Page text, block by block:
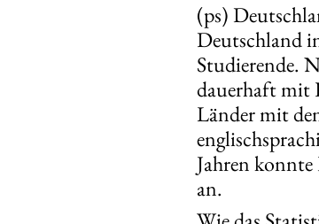
(ps)
Deutschland
Studierende.
dauerhaft mit
Länder mit
Jahren
an.